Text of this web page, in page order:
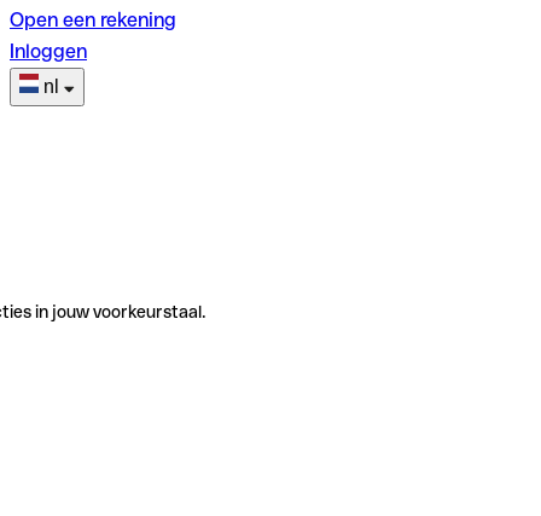
Open een rekening
Inloggen
nl
in jouw voorkeurstaal.